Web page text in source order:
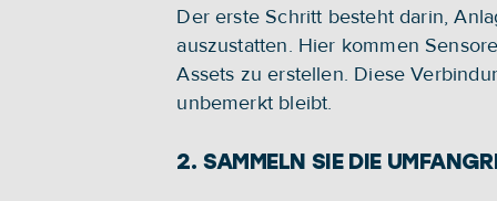
Der erste Schritt besteht darin,
auszustatten. Hier kommen
Assets zu erstellen. Diese
unbemerkt bleibt.
2. SAMMELN SIE DIE